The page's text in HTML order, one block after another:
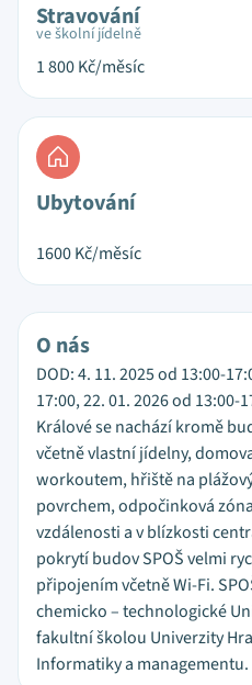
Stravování
ve školní jídelně
1 800Kč/měsíc
Ubytování
1600Kč/měsíc
O nás
DOD: 4. 11. 2025 od 13:00-
17:00, 22. 01. 2026 od 13:00-
Králové se nachází kromě
včetně vlastní jídelny,
workoutem, hřiště na
povrchem, odpočinková
vzdálenosti a v blízkosti
pokrytí budov SPOŠ velmi
připojením včetně Wi-Fi.
chemicko – technologické
fakultní školou Univerzity
Informatiky a managementu.